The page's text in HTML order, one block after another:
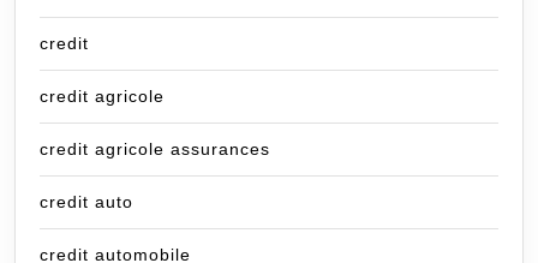
credit
credit agricole
credit agricole assurances
credit auto
credit automobile